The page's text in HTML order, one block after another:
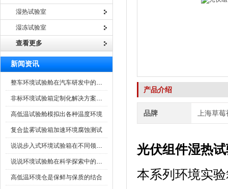
湿热试验室
湿冻试验室
查看更多
新闻资讯
整车环境试验舱在汽车研发中的作用
非标环境试验箱定制化解决方案在可靠性测试中的重要性
高低温试验舱模拟出各种温度环境
复合盐雾试验箱加速环境腐蚀测试
说说步入式环境试验箱在不同领域的应用
说说环境试验舱在科学探索中的作用
高低温环境仓是保鲜与保质的结合
产品介绍
品牌 上海草
光伏组件湿热
本系列环境实验